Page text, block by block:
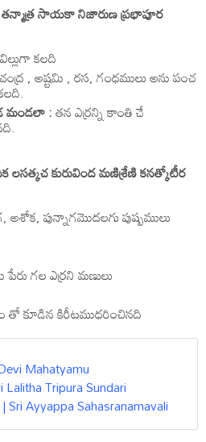
సాయకా నిజారుణ ప్రభాపూర
కలది
, అష్టమి , రస, గంధములు అను పంచ
మండలా :తన ఎర్రన్ని కాంతి చే
కురువింద మణిశ్రేణి కనత్కోటీర
అశోక, పున్నాగమొదలగు పుష్పములు
పేరు గల ఎర్రని మణులు
తో కూడిన కిరీటముధరించినది
Mahatyamu
Lalitha Tripura Sundari
Ayyappa Sahasranamavali